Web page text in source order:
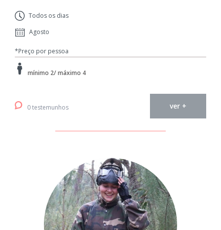
Todos os dias
Agosto
*Preço por pessoa
mínimo 2/ máximo 4
0 testemunhos ver +